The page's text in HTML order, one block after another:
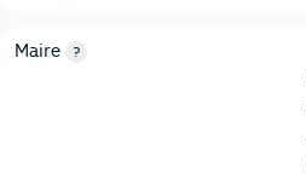
6-Politique
Critères
Maire ?